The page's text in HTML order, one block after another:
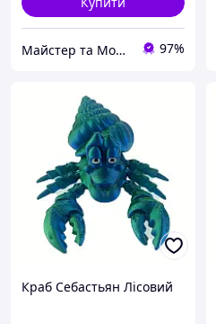
Майстер та Модниця 97%
Краб Себастьян Лісовий